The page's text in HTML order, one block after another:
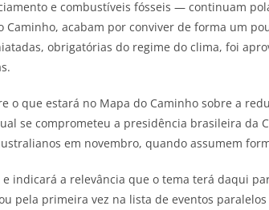
e combustíveis fósseis — continuam
acabam por conviver de forma um
obrigatórias do regime do clima, foi
o que estará no Mapa do Caminho sobre a
se comprometeu a presidência brasileira da
em novembro, quando assumem
indicará a relevância que o tema terá daqui
pela primeira vez na lista de eventos